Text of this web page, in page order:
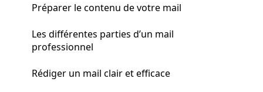
Préparer le contenu de votre mail
Les différentes parties d’un mail
professionnel
Rédiger un mail clair et efficace